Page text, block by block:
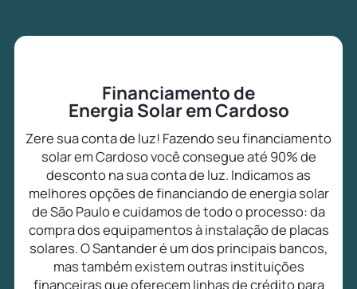
Financiamento de
Energia Solar em Cardoso
Zere sua conta de luz! Fazendo seu financiamento
solar em Cardoso você consegue até 90% de
desconto na sua conta de luz. Indicamos as
melhores opções de financiando de energia solar
de São Paulo e cuidamos de todo o processo: da
compra dos equipamentos à instalação de placas
solares. O Santander é um dos principais bancos,
mas também existem outras instituições
financeiras que oferecem linhas de crédito para